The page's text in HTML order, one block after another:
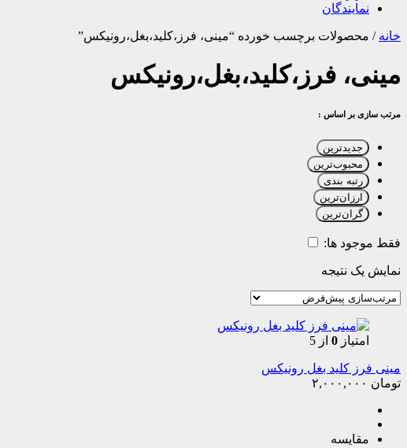
نمایندگان
خانه / محصولات برچسب خورده “مینی، فرز،کلید،بغل،رونیکس”
مینی، فرز،کلید،بغل،رونیکس
مرتب سازی بر اساس :
جدیدترین
محبوب‌ترین
رتبه بندی
ارزان‌ترین
گران‌ترین
فقط موجود ها:
نمایش یک نتیجه
امتیاز 0 از 5
مینی فرز کلید بغل رونیکس
تومان
مقایسه